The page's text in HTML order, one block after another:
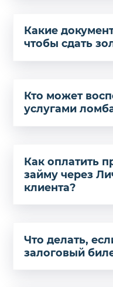
Какие
чтобы сдать
Кто может
услугами
Как оплатить
займу через
клиента?
Что делать,
залоговый